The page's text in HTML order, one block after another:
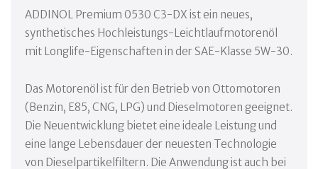
ADDINOL Premium 0530 C3-DX ist ein neues,
synthetisches Hochleistungs-Leichtlaufmotorenöl
mit Longlife-Eigenschaften in der SAE-Klasse 5W-30.
Das Motorenöl ist für den Betrieb von Ottomotoren
(Benzin, E85, CNG, LPG) und Dieselmotoren geeignet.
Die Neuentwicklung bietet eine ideale Leistung und
eine lange Lebensdauer der neuesten Technologie
von Dieselpartikelfiltern. Die Anwendung ist auch bei